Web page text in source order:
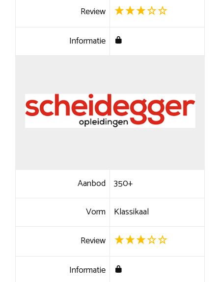
Review
Informatie
Aanbod 350+
Vorm Klassikaal
Review
Informatie